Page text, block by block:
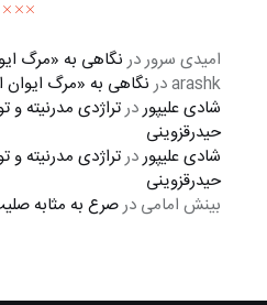
امیدی سروردر نگاهی به «مرگ
arashkدر نگاهی به «مرگ ايوان
شادی علیپوردرتراژدی مدرنیته و
حیدرقزوینی
شادی علیپوردرتراژدی مدرنیته و
حیدرقزوینی
بینش امامی درصرع به مثابه